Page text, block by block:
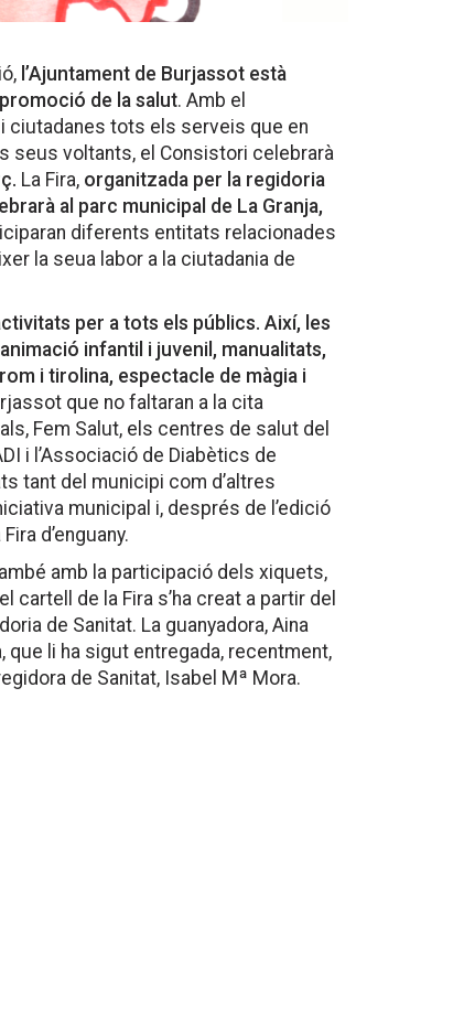
l’Ajuntament de Burjassot està
de la salut. Amb el
ciutadanes tots els serveis que en
seus voltants, el Consistori celebrarà
La Fira, organitzada per la regidoria
al parc municipal de La Granja,
diferents entitats relacionades
la seua labor a la ciutadania de
per a tots els públics. Així, les
infantil i juvenil, manualitats,
i tirolina, espectacle de màgia i
que no faltaran a la cita
Fem Salut, els centres de salut del
i l’Associació de Diabètics de
tant del municipi com d’altres
municipal i, després de l’edició
d’enguany.
amb la participació dels xiquets,
de la Fira s’ha creat a partir del
de Sanitat. La guanyadora, Aina
que li ha sigut entregada, recentment,
de Sanitat, Isabel Mª Mora.